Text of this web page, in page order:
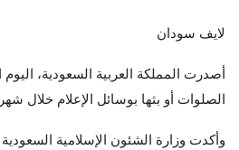
لايف سودان
أصدرت المملكة العربية السعودية، اليوم
الصلوات أو بثها بوسائل الإعلام خلال
وأكدت وزارة الشئون الإسلامية